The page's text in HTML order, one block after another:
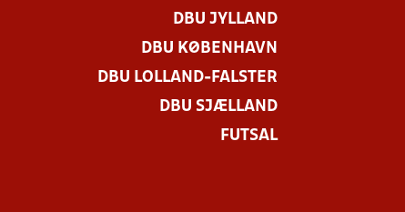
DBU JYLLAND
DBU KØBENHAVN
DBU LOLLAND-FALSTER
DBU SJÆLLAND
FUTSAL